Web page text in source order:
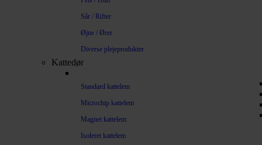
Sår / Rifter
Øjne / Ører
Diverse plejeprodukter
Kattedør
Standard kattelem
Microchip kattelem
Magnet kattelem
Isoleret kattelem